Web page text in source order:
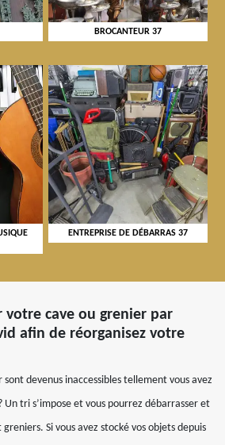
BROCANTEUR 37
ENTREPRISE DE DÉBARRAS 37
votre cave ou grenier par
afin de réorganisez votre
devenus inaccessibles tellement vous avez
Un tri s’impose et vous pourrez débarrasser et
Si vous avez stocké vos objets depuis